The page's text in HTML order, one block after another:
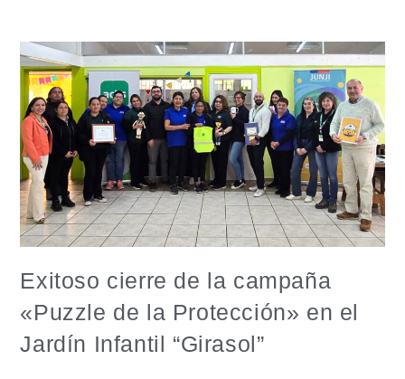
Exitoso cierre de la campaña
«Puzzle de la Protección» en el
Jardín Infantil “Girasol”